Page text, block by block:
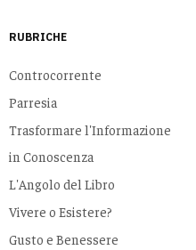
RUBRICHE
Controcorrente
Parresia
Trasformare l'Informazione
in Conoscenza
L'Angolo del Libro
Vivere o Esistere?
Gusto e Benessere